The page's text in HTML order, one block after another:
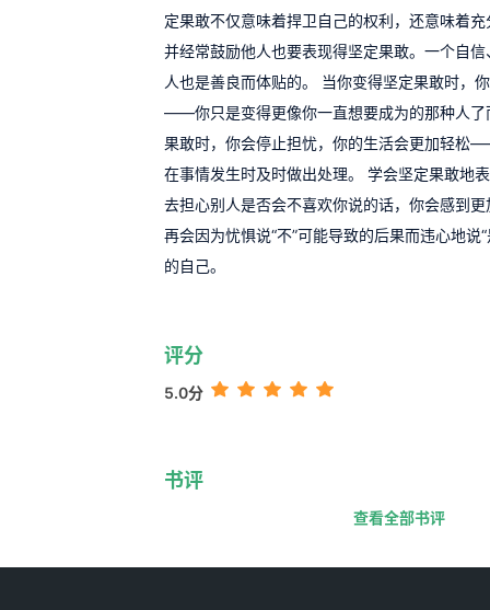
定果敢不仅意味着捍卫自己的权利，还意味着
并经常鼓励他人也要表现得坚定果敢。一个自
人也是善良而体贴的。 当你变得坚定果敢时，
——你只是变得更像你一直想要成为的那种人了
果敢时，你会停止担忧，你的生活会更加轻松
在事情发生时及时做出处理。 学会坚定果敢地
去担心别人是否会不喜欢你说的话，你会感到
再会因为忧惧说“不”可能导致的后果而违心地说
的自己。
评分
5.0分
书评
查看全部书评